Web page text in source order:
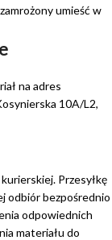
umieść w
na adres
10A/L2,
Przesyłkę
odbiór bezpośrednio
odpowiednich
materiału do